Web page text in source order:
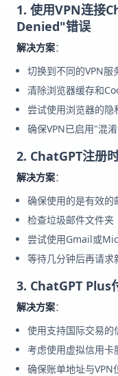
1. 使用VPN连接
Denied"错误
解决方案：
切换到不同的VPN
清除浏览器缓存和
尝试使用浏览器的隐
确保VPN已启用"混
2. ChatGPT注册
解决方案：
确保使用的是有效的
检查垃圾邮件文件夹
尝试使用Gmail或
等待几分钟后再请求
3. ChatGPT Plus
解决方案：
使用支持国际交易的
考虑使用虚拟信用卡
确保账单地址与VPN